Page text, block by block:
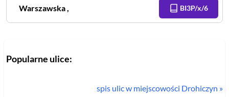
Warszawska, BI3P/x/6
Popularne ulice:
spis ulic w miejscowości Drohiczyn »